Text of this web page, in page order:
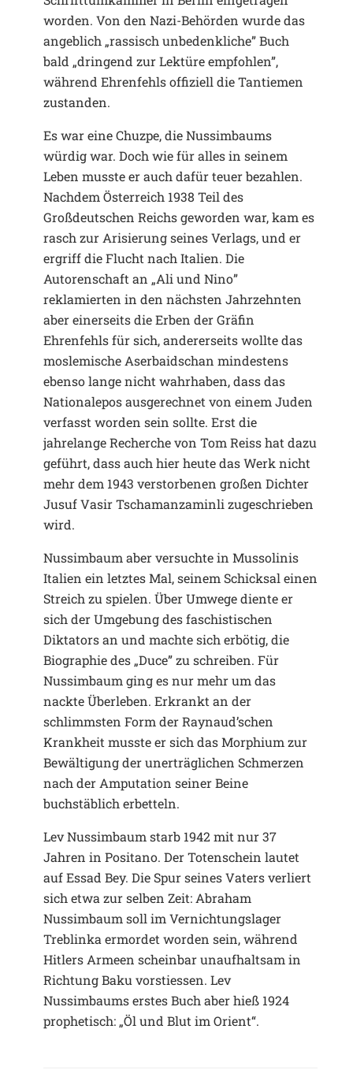
worden. Von den Nazi-Behörden wurde das
angeblich „rassisch unbedenkliche” Buch
bald „dringend zur Lektüre empfohlen”,
während Ehrenfehls offiziell die Tantiemen
zustanden.
Es war eine Chuzpe, die Nussimbaums
würdig war. Doch wie für alles in seinem
Leben musste er auch dafür teuer bezahlen.
Nachdem Österreich 1938 Teil des
Großdeutschen Reichs geworden war, kam es
rasch zur Arisierung seines Verlags, und er
ergriff die Flucht nach Italien. Die
Autorenschaft an „Ali und Nino”
reklamierten in den nächsten Jahrzehnten
aber einerseits die Erben der Gräfin
Ehrenfehls für sich, andererseits wollte das
moslemische Aserbaidschan mindestens
ebenso lange nicht wahrhaben, dass das
Nationalepos ausgerechnet von einem Juden
verfasst worden sein sollte. Erst die
jahrelange Recherche von Tom Reiss hat dazu
geführt, dass auch hier heute das Werk nicht
mehr dem 1943 verstorbenen großen Dichter
Jusuf Vasir Tschamanzaminli zugeschrieben
wird.
Nussimbaum aber versuchte in Mussolinis
Italien ein letztes Mal, seinem Schicksal einen
Streich zu spielen. Über Umwege diente er
sich der Umgebung des faschistischen
Diktators an und machte sich erbötig, die
Biographie des „Duce” zu schreiben. Für
Nussimbaum ging es nur mehr um das
nackte Überleben. Erkrankt an der
schlimmsten Form der Raynaud’schen
Krankheit musste er sich das Morphium zur
Bewältigung der unerträglichen Schmerzen
nach der Amputation seiner Beine
buchstäblich erbetteln.
Lev Nussimbaum starb 1942 mit nur 37
Jahren in Positano. Der Totenschein lautet
auf Essad Bey. Die Spur seines Vaters verliert
sich etwa zur selben Zeit: Abraham
Nussimbaum soll im Vernichtungslager
Treblinka ermordet worden sein, während
Hitlers Armeen scheinbar unaufhaltsam in
Richtung Baku vorstiessen. Lev
Nussimbaums erstes Buch aber hieß 1924
prophetisch: „Öl und Blut im Orient“.